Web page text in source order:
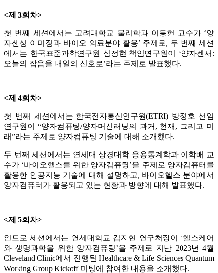
<제 3회차>
첫 번째 세션에서는 고려대학교 물리학과 이동헌 교수가 ‘양
자센싱 이미징과 바이오 의료분야 활용’ 주제로, 두 번째 세션
에서는 한국표준과학연구원 심정현 책임연구원이 ‘양자센서:
오늘의 잡음을 내일의 신호로’라는 주제로 발표했다.
<제 4회차>
첫 번째 세션에서는 한국전자통신연구원(ETRI) 방정호 선임
연구원이 “양자컴퓨팅/양자머신러닝의 과거, 현재, 그리고 미
래”라는 주제로 양자컴퓨팅 기술에 대해 소개했다.
두 번째 세션에서는 연세대 상경대학 응용통계학과 이학배 교
수가 ‘바이오헬스를 위한 양자컴퓨팅’을 주제로 양자컴퓨터를
활용한 인공지능 기술에 대해 설명하고, 바이오헬스 분야에서
양자컴퓨터가 활용되고 있는 현황과 방향에 대해 발표했다.
<제 5회차>
인트로 세션에서는 연세대학교 김지현 연구처장이 ‘헬스케어
와 생명과학을 위한 양자컴퓨팅’을 주제로 지난 2023년 4월
Cleveland Clinic에서 진행된 Healthcare & Life Sciences Quantum
Working Group Kickoff 미팅에 참여한 내용을 소개했다.